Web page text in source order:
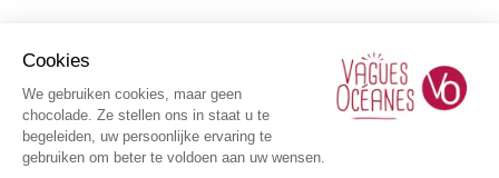
Cookies
We gebruiken cookies, maar geen
chocolade. Ze stellen ons in staat u te
begeleiden, uw persoonlijke ervaring te
gebruiken om beter te voldoen aan uw wensen.